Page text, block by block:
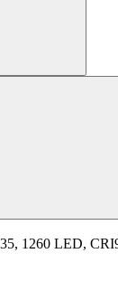
1260 LED,